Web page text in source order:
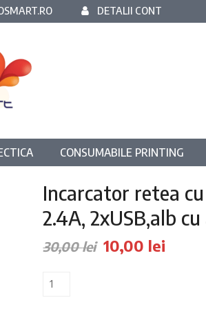
DETALII CONT
CONSUMABILE PRINTING
Incarcator retea
2.4A, 2xUSB,alb
30,00lei Prețul
10,00 lei
Cantitate